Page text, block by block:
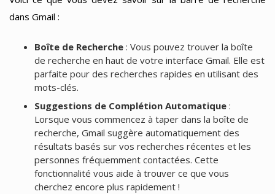
dans Gmail :
Boîte de Recherche: Vous pouvez trouver la boîte
de recherche en haut de votre interface Gmail. Elle est
parfaite pour des recherches rapides en utilisant des
mots-clés.
Suggestions de Complétion Automatique:
Lorsque vous commencez à taper dans la boîte de
recherche, Gmail suggère automatiquement des
résultats basés sur vos recherches récentes et les
personnes fréquemment contactées. Cette
fonctionnalité vous aide à trouver ce que vous
cherchez encore plus rapidement !